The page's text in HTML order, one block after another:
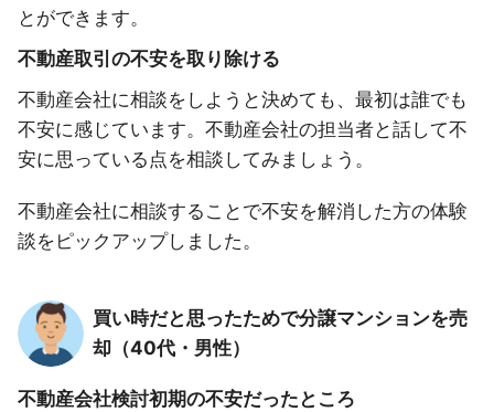
とができます。
不動産取引の不安を取り除ける
不動産会社に相談をしようと決めても、最初は誰でも
不安に感じています。不動産会社の担当者と話して不
安に思っている点を相談してみましょう。
不動産会社に相談することで不安を解消した方の体験
談をピックアップしました。
買い時だと思ったためで分譲マンションを売
却（40代・男性）
不動産会社検討初期の不安だったところ